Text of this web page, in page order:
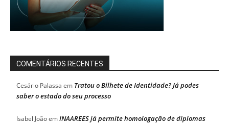
COMENTÁRIOS RECENTES
Cesário Palassa em Tratou o Bilhete de Identidade? Já podes
saber o estado do seu processo
Isabel JoãoemINAAREES já permite homologação de diplomas